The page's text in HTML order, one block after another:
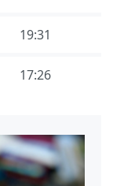
19:31
17:26